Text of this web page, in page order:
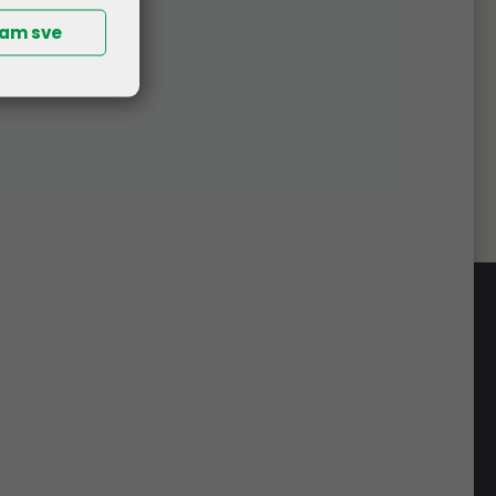
dostava
265,00€ (bez PDV-a), organiziramo
Izuzetak su komunikacijski ormari i
čiju dostavu naplaćujemo prema veličini
sve